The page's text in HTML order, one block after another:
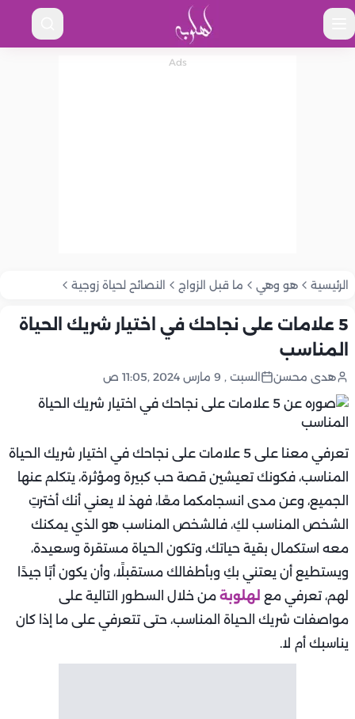
الرئيسية هو وهي ما قبل الزواج النصائح لحياة زوجية
5 علامات على نجاحك في اختيار شريك الحياة
المناسب
هدى محسن السبت , 9 مارس 2024 ,11:05 ص
تعرفي معنا على 5 علامات على نجاحك في اختيار شريك الحياة
المناسب، فكونك تعيشين قصة حب كبيرة ومؤثرة، يتكلم عنها
الجميع، وعن مدى انسجامكما معًا، فهذ لا يعني أنك أخترتِ
الشخص المناسب لكِ، فالشخص المناسب هو الذي يمكنك
معه استكمال بقية حياتك، وتكون الحياة مستقرة وسعيدة،
ويستطيع أن يعتني بكِ وبأطفالك مستقبلًا، وأن يكون أبًا جيدًا
لهم، تعرفي مع لهلوبة من خلال السطور التالية على
مواصفات شريك الحياة المناسب، حتى تتعرفي على ما إذا كان
يناسبك أم لا.